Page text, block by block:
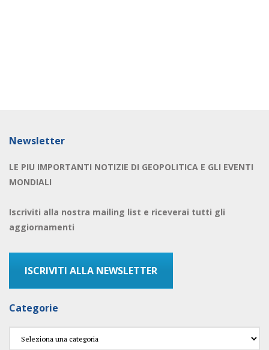
Newsletter
LE PIU IMPORTANTI NOTIZIE DI GEOPOLITICA E GLI EVENTI
MONDIALI
Iscriviti alla nostra mailing list e riceverai tutti gli
aggiornamenti
ISCRIVITI ALLA NEWSLETTER
Categorie
Categorie